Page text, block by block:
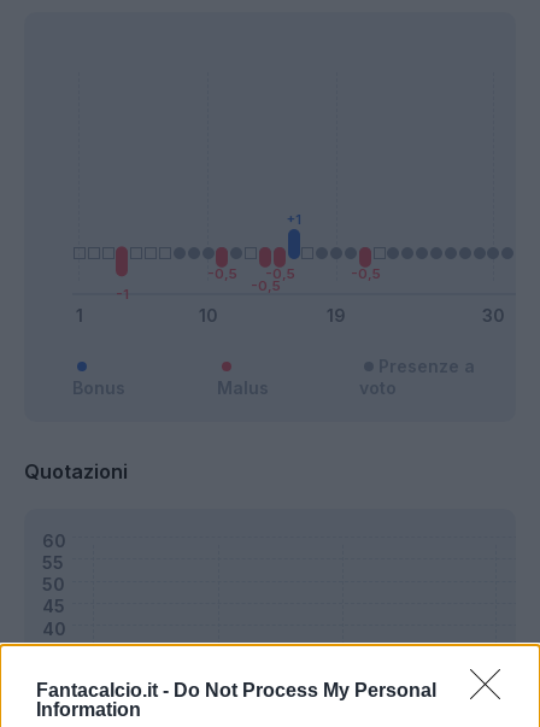
Fantacalcio.it - Do Not Process My Personal
Information
Quotazioni